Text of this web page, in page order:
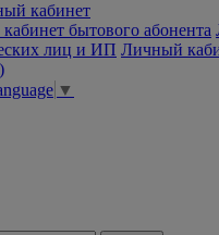
кабинет
бытового абонента
лиц и ИП Личный
▼